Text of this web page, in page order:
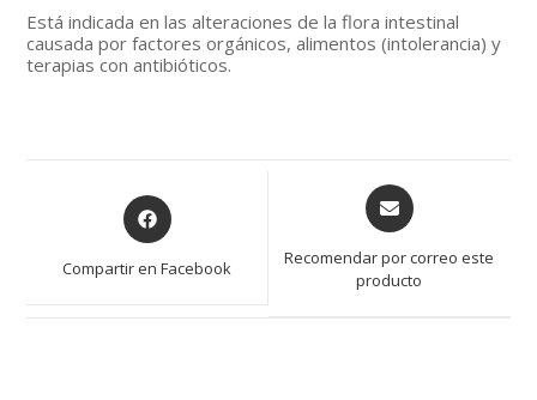
Está indicada en las alteraciones de la flora intestinal
causada por factores orgánicos, alimentos (intolerancia) y
terapias con antibióticos.
Opens
in
Compartir en Facebook
Opens
in
new
Recomendar por correo este
producto